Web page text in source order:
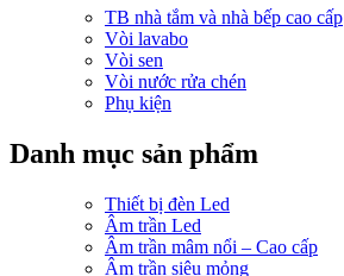
TB nhà tắm và nhà bếp cao cấp
Vòi lavabo
Vòi sen
Vòi nước rửa chén
Phụ kiện
Danh mục sản phẩm
Thiết bị đèn Led
Âm trần Led
Âm trần mâm nổi – Cao cấp
Âm trần siêu mỏng